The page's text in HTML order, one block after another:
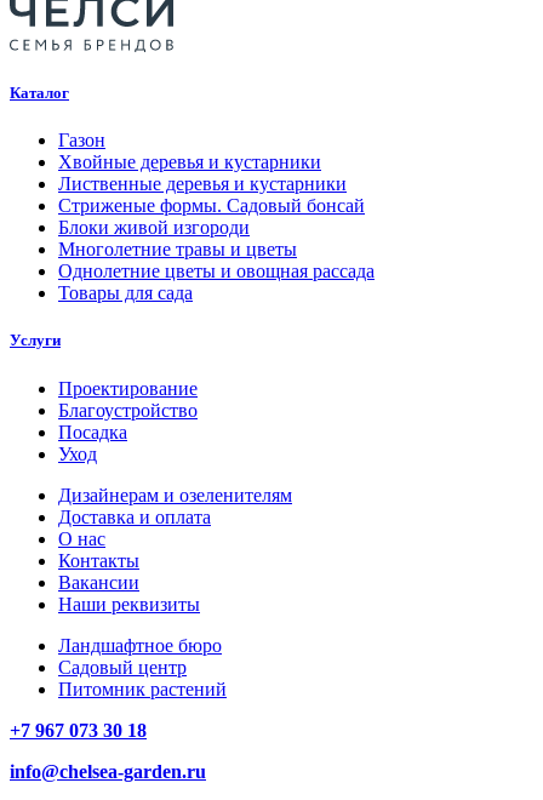
Каталог
Газон
Хвойные деревья и кустарники
Лиственные деревья и кустарники
Стриженые формы. Садовый бонсай
Блоки живой изгороди
Многолетние травы и цветы
Однолетние цветы и овощная рассада
Товары для сада
Услуги
Проектирование
Благоустройство
Посадка
Уход
Дизайнерам и озеленителям
Доставка и оплата
О нас
Контакты
Вакансии
Наши реквизиты
Ландшафтное бюро
Садовый центр
Питомник растений
+7 967 073 30 18
info@chelsea-garden.ru